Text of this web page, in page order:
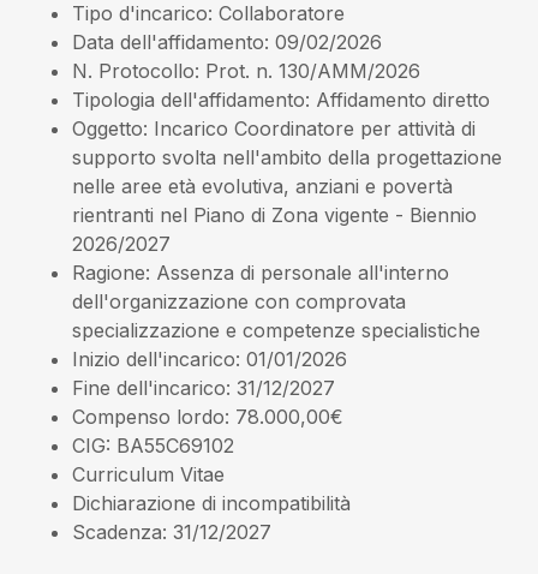
Tipo d'incarico: Collaboratore
Data dell'affidamento: 09/02/2026
N. Protocollo: Prot. n. 130/AMM/2026
Tipologia dell'affidamento: Affidamento diretto
Oggetto: Incarico Coordinatore per attività di
supporto svolta nell'ambito della progettazione
nelle aree età evolutiva, anziani e povertà
rientranti nel Piano di Zona vigente - Biennio
2026/2027
Ragione: Assenza di personale all'interno
dell'organizzazione con comprovata
specializzazione e competenze specialistiche
Inizio dell'incarico: 01/01/2026
Fine dell'incarico: 31/12/2027
Compenso lordo: 78.000,00€
CIG: BA55C69102
Curriculum Vitae
Dichiarazione di incompatibilità
Scadenza: 31/12/2027